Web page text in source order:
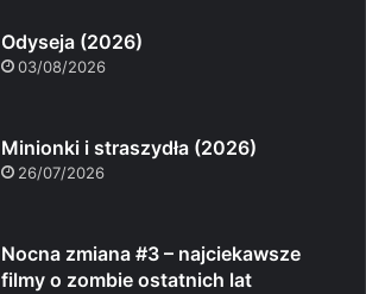
Odyseja (2026)
03/08/2026
Minionki i straszydła (2026)
26/07/2026
Nocna zmiana #3 – najciekawsze
filmy o zombie ostatnich lat